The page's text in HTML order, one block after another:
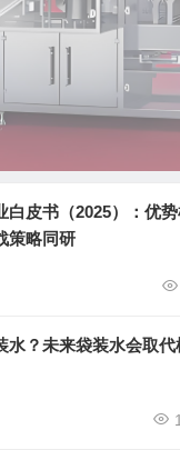
白皮书（2025）：优
策略同研
水？未来袋装水会取代